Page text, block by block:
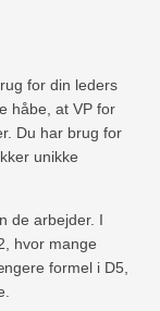
for din leders
håbe, at VP for
Du har brug for
unikke
de arbejder. I
hvor mange
formel i D5,